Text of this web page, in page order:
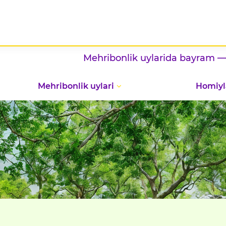
Mehribonlik uylarida bayram —
Mehribonlik uylari